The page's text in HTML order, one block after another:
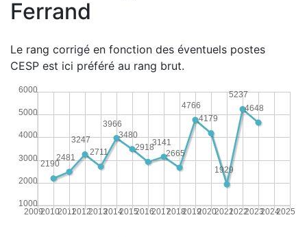
Ferrand
Le rang corrigé en fonction des éventuels postes
CESP est ici préféré au rang brut.
20092010201120122013201420152016201720182019202020212022202320242025
1000
2000
3000
4000
5000
6000
4648
5237
1929
4179
4766
2665
3141
2918
3480
3966
2711
3247
2481
2190